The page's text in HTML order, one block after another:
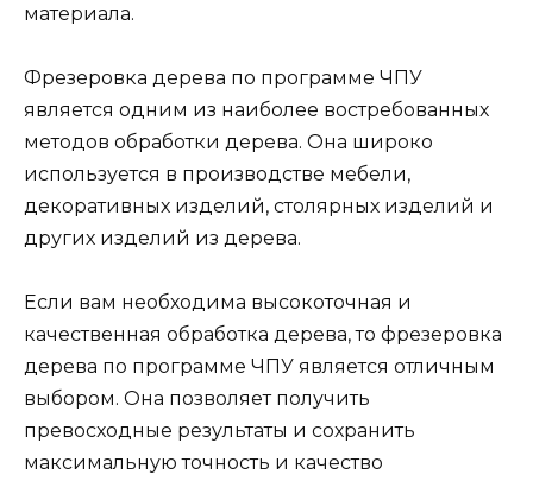
материала.
Фрезеровка дерева по программе ЧПУ
является одним из наиболее востребованных
методов обработки дерева. Она широко
используется в производстве мебели,
декоративных изделий, столярных изделий и
других изделий из дерева.
Если вам необходима высокоточная и
качественная обработка дерева, то фрезеровка
дерева по программе ЧПУ является отличным
выбором. Она позволяет получить
превосходные результаты и сохранить
максимальную точность и качество